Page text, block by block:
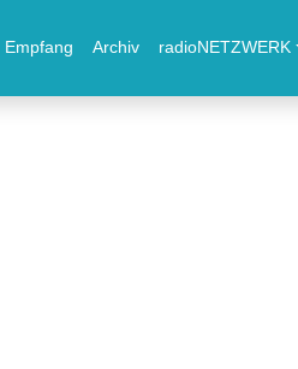
Empfang Archiv radioNETZWERK